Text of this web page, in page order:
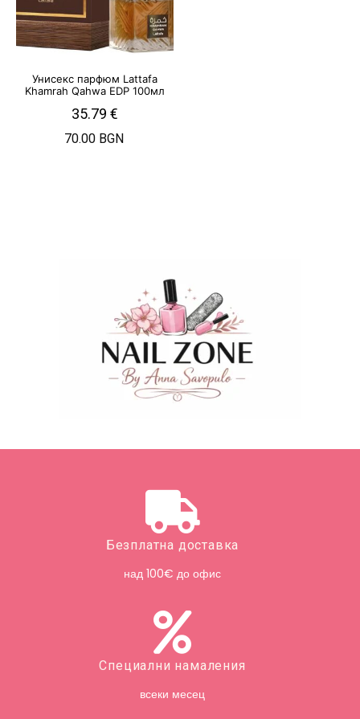
Унисекс парфюм Lattafa
Khamrah Qahwa EDP 100мл
35.79 €
70.00 BGN
Безплатна доставка
над 100€ до офис
Специални намаления
всеки месец